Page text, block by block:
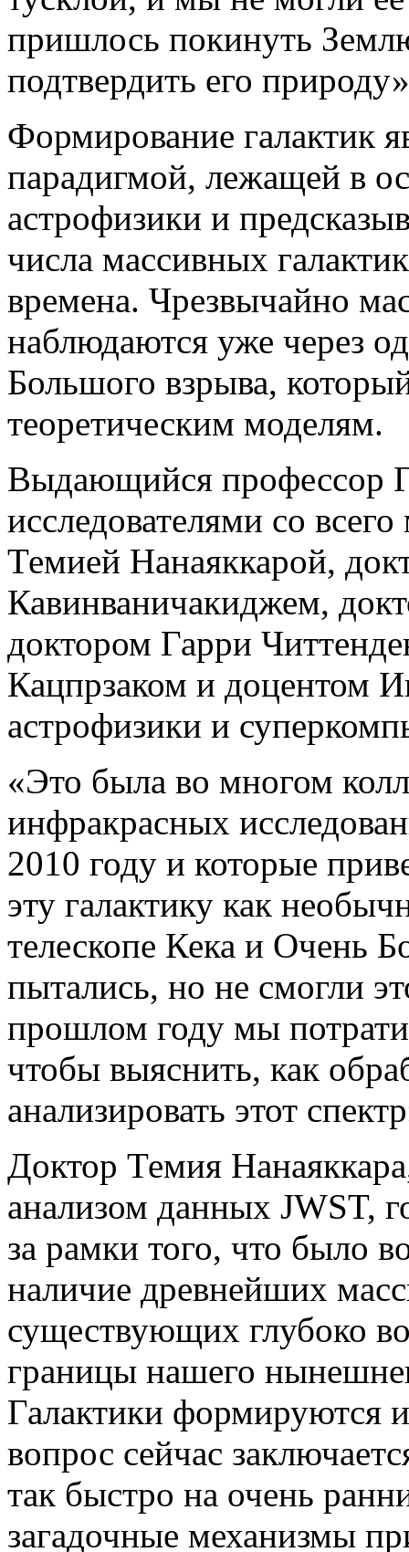
пришлось покинуть
подтвердить его
Формирование галактик
парадигмой, лежащей в
астрофизики и
числа массивных
времена. Чрезвычайно
наблюдаются уже через
Большого взрыва,
теоретическим моделям.
Выдающийся профессор
исследователями со
Темией Нанаяккарой,
Кавинваничакиджем,
доктором Гарри
Кацпрзаком и доцентом
астрофизики и
«Это была во многом
инфракрасных
2010 году и которые
эту галактику как
телескопе Кека и Очень
пытались, но не смогли
прошлом году мы
чтобы выяснить, как
анализировать этот
Доктор Темия
анализом данных JWST,
за рамки того, что было
наличие древнейших
существующих глубоко
границы нашего
Галактики формируются
вопрос сейчас
так быстро на очень
загадочные механизмы